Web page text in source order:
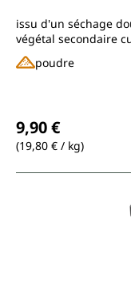
issu d'un séchage
végétal secondaire
biologique contrôlée
poudre
9,90 €
(19,80 € / kg)